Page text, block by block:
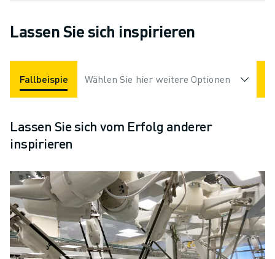
Lassen Sie sich inspirieren
Fallbeispiele Anwendungen Branchen
Wählen Sie hier weitere Optionen
Lassen Sie sich vom Erfolg anderer
inspirieren